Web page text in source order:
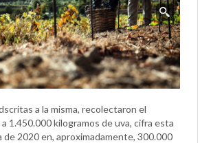
a la misma, recolectaron el
1.450.000 kilogramos de uva, cifra esta
de 2020 en, aproximadamente, 300.000